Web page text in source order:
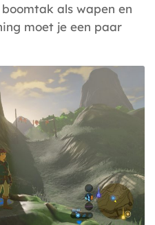
als wapen en
moet je een paar